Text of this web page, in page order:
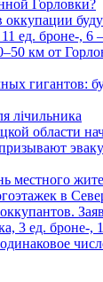
Горловки?
броне-, 6
км от
гигантов:
лічильника
области
в
ед. броне-,